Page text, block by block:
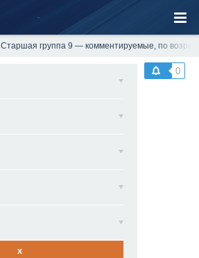
Старшая группа 9 — комментируемые, по
0
x